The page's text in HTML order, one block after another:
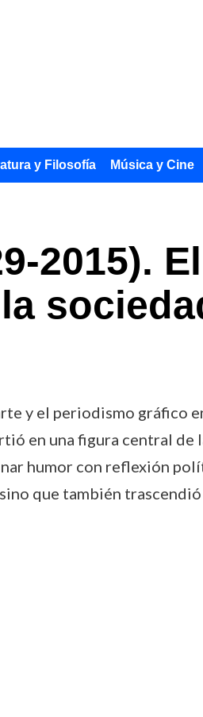
y Filosofía Música y Cine
2015).
y el periodismo gráfico
en una figura central de
humor con reflexión
que también